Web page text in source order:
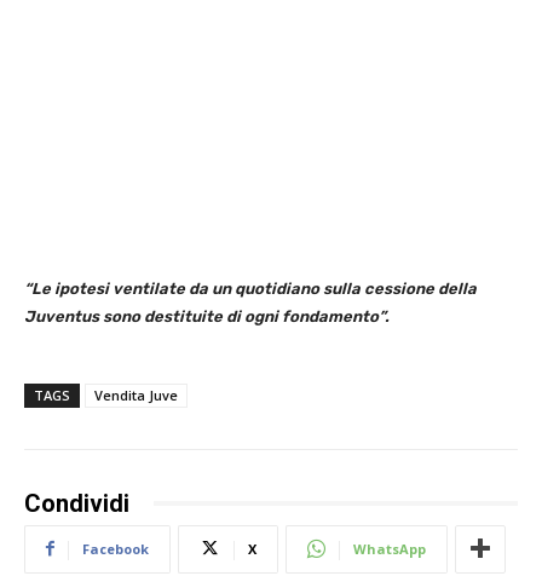
“Le ipotesi ventilate da un quotidiano sulla cessione della
Juventus sono destituite di ogni fondamento”.
TAGS Vendita Juve
Condividi
Facebook X WhatsApp